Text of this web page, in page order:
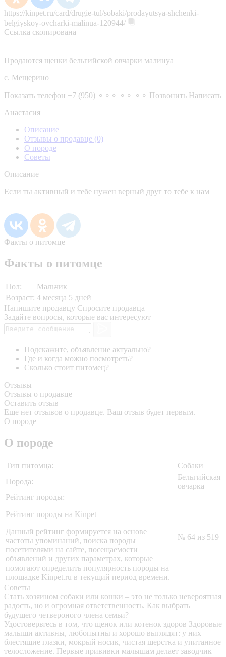
https://kinpet.ru/card/drugie-tul/sobaki/prodayutsya-shchenki-
belgiyskoy-ovcharki-malinua-120944/
Ссылка скопирована
Продаются щенки бельгийской овчарки малинуа
с. Мещерино
Показать телефон +7 (950) ⚬⚬⚬ ⚬⚬ ⚬⚬ Позвонить Написать
Анастасия
Описание
Отзывы о продавце (0)
О породе
Советы
Описание
Если ты активный и тебе нужен верный друг то тебе к нам
Факты о питомце
Факты о питомце
Пол:
Мальчик
Возраст: 4 месяца 5 дней
Напишите продавцу Спросите продавца
Задайте вопросы, которые вас интересуют
Подскажите, объявление актуально?
Где и когда можно посмотреть?
Сколько стоит питомец?
Отзывы
Отзывы о продавце
Оставить отзыв
Еще нет отзывов о продавце. Ваш отзыв будет первым.
О породе
О породе
Тип питомца:
Собаки
Порода:
Бельгийская
овчарка
Рейтинг породы:
Рейтинг породы на Kinpet
Данный рейтинг формируется на основе
частоты упоминаний, поиска породы
посетителями на сайте, посещаемости
объявлений и других параметрах, которые
помогают определить популярность породы на
площадке Kinpet.ru в текущий период времени.
№ 64 из 519
Советы
Стать хозяином собаки или кошки – это не только невероятная
радость, но и огромная ответственность. Как выбрать
будущего четвероного члена семьи?
Удостоверьтесь в том, что щенок или котенок здоров Здоровые
малыши активны, любопытны и хорошо выглядят: у них
блестящие глазки, мокрый носик, чистая шерстка и упитанное
телосложение. Первые прививки малышам делает заводчик –